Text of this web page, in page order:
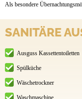
Als besondere
SANITÄRE
Ausguss Kassettentoiletten
Spülküche
Wäschetrockner
Waschmaschine